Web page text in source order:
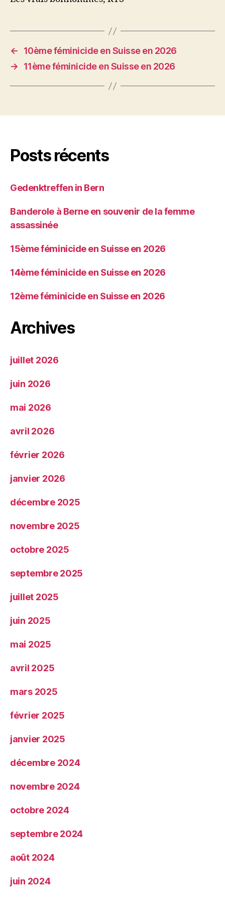
←
10ème féminicide en Suisse en 2026
→
11ème féminicide en Suisse en 2026
Posts récents
Gedenktreffen in Bern
Banderole à Berne en souvenir de la femme
assassinée
15ème féminicide en Suisse en 2026
14ème féminicide en Suisse en 2026
12ème féminicide en Suisse en 2026
Archives
juillet 2026
juin 2026
mai 2026
avril 2026
février 2026
janvier 2026
décembre 2025
novembre 2025
octobre 2025
septembre 2025
juillet 2025
juin 2025
mai 2025
avril 2025
mars 2025
février 2025
janvier 2025
décembre 2024
novembre 2024
octobre 2024
septembre 2024
août 2024
juin 2024